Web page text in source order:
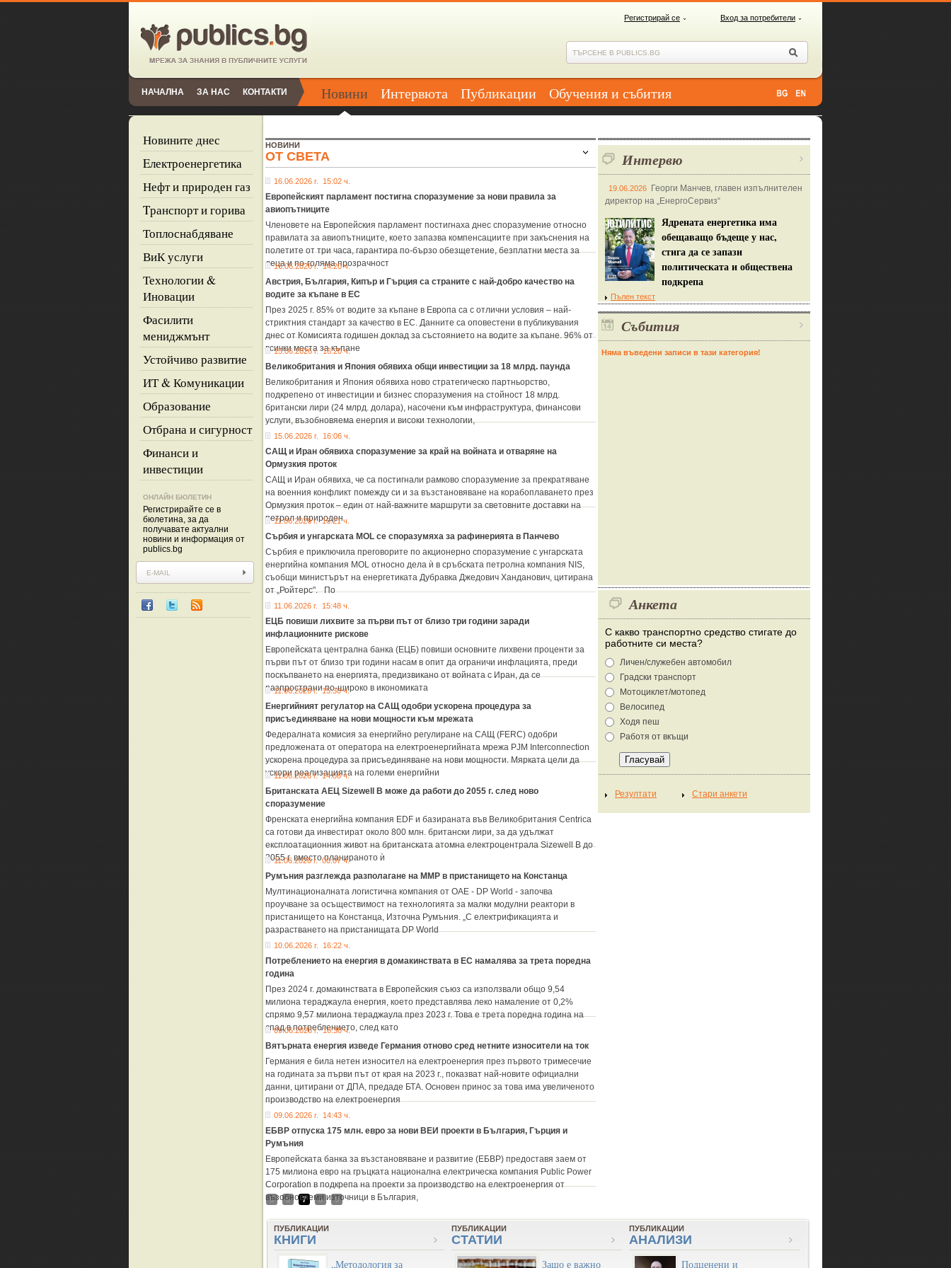
Регистрирай се Вход за потребители
НАЧАЛНА ЗА НАС КОНТАКТИ Новини Интервюта Публикации Обучения и събития
Новините днес
Eлектроенергетика
Нефт и природен газ
Tранспорт и горива
Топлоснабдяване
ВиК услуги
Технологии &
Иновации
Фасилити
мениджмънт
Устойчиво развитие
ИТ & Комуникации
Образование
Отбрана и сигурност
Финанси и
инвестиции
ОНЛАЙН БЮЛЕТИН
Регистрирайте се в
бюлетина, за да
получавате актуални
новини и информация от
publics.bg
НОВИНИ
ОТ СВЕТА
16.06.2026 г. 15:02 ч.
Европейският парламент постигна споразумение за нови правила за
авиопътниците
Членовете на Европейския парламент постигнаха днес споразумение относно
правилата за авиопътниците, което запазва компенсациите при закъснения на
полетите от три часа, гарантира по-бързо обезщетение, безплатни места за
деца и по-голяма прозрачност
16.06.2026 г. 14:20 ч.
Австрия, България, Кипър и Гърция са страните с най-добро качество на
водите за къпане в ЕС
През 2025 г. 85% от водите за къпане в Европа са с отлични условия – най-
стриктния стандарт за качество в ЕС. Данните са оповестени в публикувания
днес от Комисията годишен доклад за състоянието на водите за къпане. 96% от
всички места за къпане
15.06.2026 г. 16:20 ч.
Великобритания и Япония обявиха общи инвестиции за 18 млрд. паунда
Великобритания и Япония обявиха ново стратегическо партньорство,
подкрепено от инвестиции и бизнес споразумения на стойност 18 млрд.
британски лири (24 млрд. долара), насочени към инфраструктура, финансови
услуги, възобновяема енергия и високи технологии,
15.06.2026 г. 16:06 ч.
САЩ и Иран обявиха споразумение за край на войната и отваряне на
Ормузкия проток
САЩ и Иран обявиха, че са постигнали рамково споразумение за прекратяване
на военния конфликт помежду си и за възстановяване на корабоплаването през
Ормузкия проток – един от най-важните маршрути за световните доставки на
петрол и природен
11.06.2026 г. 16:21 ч.
Сърбия и унгарската MOL се споразумяха за рафинерията в Панчево
Сърбия е приключила преговорите по акционерно споразумение с унгарската
енергийна компания MOL относно дела ѝ в сръбската петролна компания NIS,
съобщи министърът на енергетиката Дубравка Джедович Ханданович, цитирана
от „Ройтерс". По
11.06.2026 г. 15:48 ч.
ЕЦБ повиши лихвите за първи път от близо три години заради
инфлационните рискове
Европейската централна банка (ЕЦБ) повиши основните лихвени проценти за
първи път от близо три години насам в опит да ограничи инфлацията, преди
поскъпването на енергията, предизвикано от войната с Иран, да се
разпространи по-широко в икономиката
11.06.2026 г. 15:30 ч.
Енергийният регулатор на САЩ одобри ускорена процедура за
присъединяване на нови мощности към мрежата
Федералната комисия за енергийно регулиране на САЩ (FERC) одобри
предложената от оператора на електроенергийната мрежа PJM Interconnection
ускорена процедура за присъединяване на нови мощности. Мярката цели да
ускори реализацията на големи енергийни
11.06.2026 г. 14:58 ч.
Британската АЕЦ Sizewell B може да работи до 2055 г. след ново
споразумение
Френската енергийна компания EDF и базираната във Великобритания Centrica
са готови да инвестират около 800 млн. британски лири, за да удължат
експлоатационния живот на британската атомна електроцентрала Sizewell B до
2055 г. вместо планираното ѝ
11.06.2026 г. 00:07 ч.
Румъния разглежда разполагане на ММР в пристанището на Констанца
Мултинационалната логистична компания от ОАЕ - DP World - започва
проучване за осъществимост на технологията за малки модулни реактори в
пристанището на Констанца, Източна Румъния. „С електрификацията и
разрастването на пристанищата DP World
10.06.2026 г. 16:22 ч.
Потреблението на енергия в домакинствата в ЕС намалява за трета поредна
година
През 2024 г. домакинствата в Европейския съюз са използвали общо 9,54
милиона тераджаула енергия, което представлява леко намаление от 0,2%
спрямо 9,57 милиона тераджаула през 2023 г. Това е трета поредна година на
спад в потреблението, след като
09.06.2026 г. 16:38 ч.
Вятърната енергия изведе Германия отново сред нетните износители на ток
Германия е била нетен износител на електроенергия през първото тримесечие
на годината за първи път от края на 2023 г., показват най-новите официални
данни, цитирани от ДПА, предаде БТА. Основен принос за това има увеличеното
производство на електроенергия
09.06.2026 г. 14:43 ч.
ЕБВР отпуска 175 млн. евро за нови ВЕИ проекти в България, Гърция и
Румъния
Европейската банка за възстановяване и развитие (ЕБВР) предоставя заем от
175 милиона евро на гръцката национална електрическа компания Public Power
Corporation в подкрепа на проекти за производство на електроенергия от
възобновяеми източници в България,
5 6 7 8 9
Интервю
19.06.2026 Георги Манчев, главен изпълнителен
директор на „ЕнергоСервиз“
Ядрената енергетика има
обещаващо бъдеще у нас,
стига да се запази
политическата и обществена
подкрепа
Пълен текст
Събития
Няма въведени записи в тази категория!
Анкета
С какво транспортно средство стигате до
работните си места?
Личен/служебен автомобил
Градски транспорт
Мотоциклет/мотопед
Велосипед
Ходя пеш
Работя от вкъщи
ПУБЛИКАЦИИ
КНИГИ
„Методология за
ПУБЛИКАЦИИ
СТАТИИ
Защо е важно
ПУБЛИКАЦИИ
АНАЛИЗИ
Подценени и